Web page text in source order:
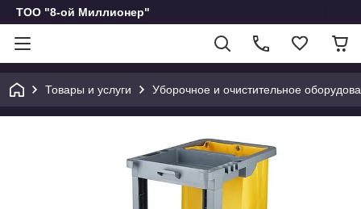
ТОО "8-ой Миллионер"
Товары и услуги Уборочное и очистительное